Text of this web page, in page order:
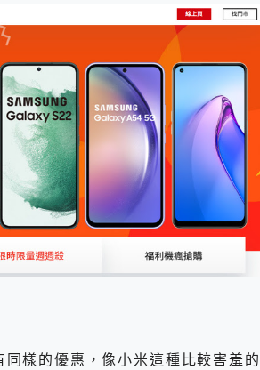
同樣的優惠，像小米這種比較害羞的